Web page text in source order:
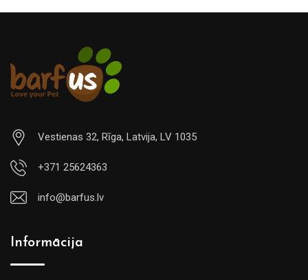
Vestienas 32, Rīga, Latvija, LV 1035
+371 25624363
info@barfus.lv
Informācija